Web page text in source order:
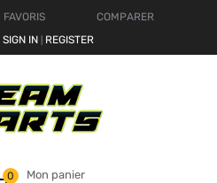
FAVORIS
COMPARER
SIGN IN REGISTER
Mon panier
0